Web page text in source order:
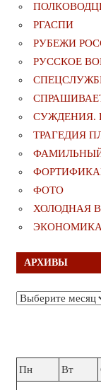
РГАСПИ
РУБЕЖИ
РУССКОЕ
СУЖДЕНИЯ.
ТРАГЕДИЯ
ФОТО
ХОЛОДНАЯ
АРХИВЫ
Архивы
Пн
Вт